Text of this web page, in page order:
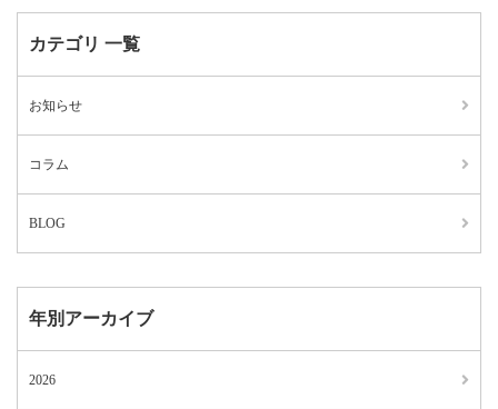
カテゴリ 一覧
お知らせ
コラム
BLOG
年別アーカイブ
2026